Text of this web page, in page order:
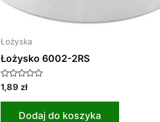
Łożyska
Łożysko 6002-2RS
Oceniono
na
1,89 zł
Dodaj do koszyka